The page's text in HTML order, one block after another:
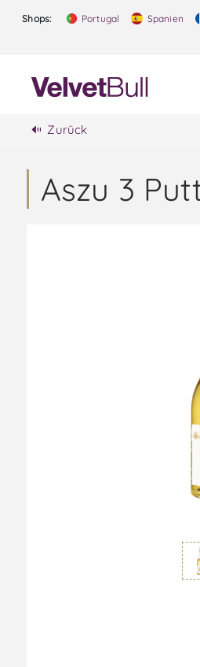
Shops: Portugal Spanien
Zurück
Aszu 3